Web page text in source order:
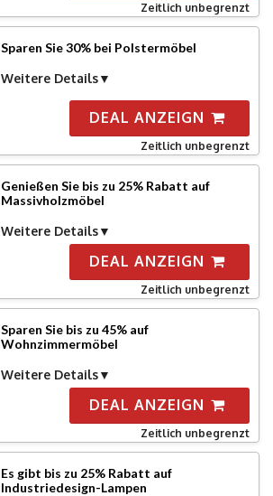
Zeitlich unbegrenzt
Sparen Sie 30% bei Polstermöbel
Weitere Details
DEAL ANZEIGN
Zeitlich unbegrenzt
Genießen Sie bis zu 25% Rabatt auf
Massivholzmöbel
Weitere Details
DEAL ANZEIGN
Zeitlich unbegrenzt
Sparen Sie bis zu 45% auf
Wohnzimmermöbel
Weitere Details
DEAL ANZEIGN
Zeitlich unbegrenzt
Es gibt bis zu 25% Rabatt auf
Industriedesign-Lampen